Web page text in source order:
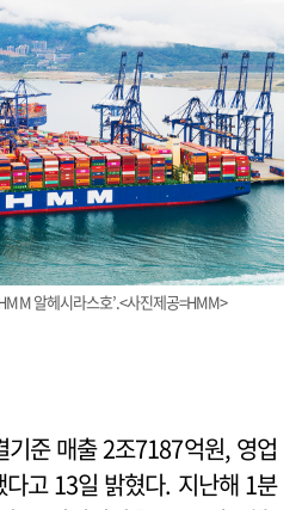
알헤시라스호’.<사진제공=HMM>
준 매출 2조7187억원, 영업
고 13일 밝혔다. 지난해 1분